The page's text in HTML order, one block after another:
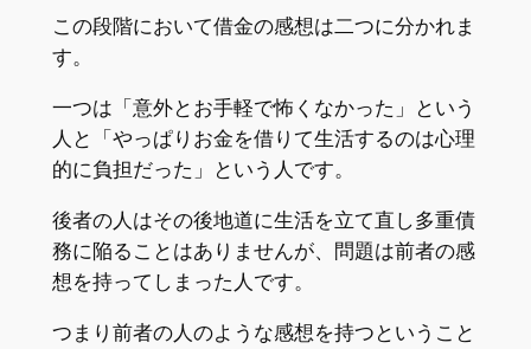
この段階において借金の感想は二つに分かれま
す。
一つは「意外とお手軽で怖くなかった」という
人と「やっぱりお金を借りて生活するのは心理
的に負担だった」という人です。
後者の人はその後地道に生活を立て直し多重債
務に陥ることはありませんが、問題は前者の感
想を持ってしまった人です。
つまり前者の人のような感想を持つということ